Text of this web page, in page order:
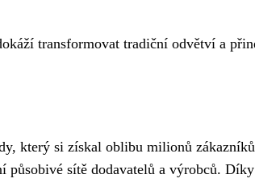
transformovat tradiční odvětví a
který si získal oblibu milionů
sítě dodavatelů a výrobců.